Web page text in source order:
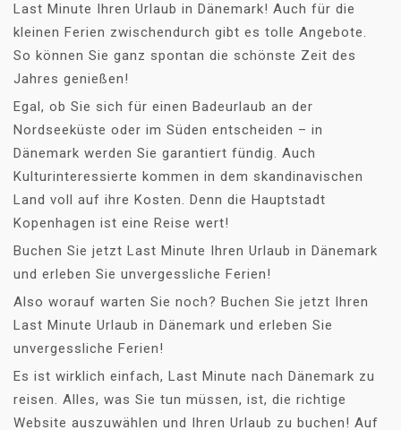
Last Minute Ihren Urlaub in Dänemark! Auch für die
kleinen Ferien zwischendurch gibt es tolle Angebote.
So können Sie ganz spontan die schönste Zeit des
Jahres genießen!
Egal, ob Sie sich für einen Badeurlaub an der
Nordseeküste oder im Süden entscheiden – in
Dänemark werden Sie garantiert fündig. Auch
Kulturinteressierte kommen in dem skandinavischen
Land voll auf ihre Kosten. Denn die Hauptstadt
Kopenhagen ist eine Reise wert!
Buchen Sie jetzt Last Minute Ihren Urlaub in Dänemark
und erleben Sie unvergessliche Ferien!
Also worauf warten Sie noch? Buchen Sie jetzt Ihren
Last Minute Urlaub in Dänemark und erleben Sie
unvergessliche Ferien!
Es ist wirklich einfach, Last Minute nach Dänemark zu
reisen. Alles, was Sie tun müssen, ist, die richtige
Website auszuwählen und Ihren Urlaub zu buchen! Auf